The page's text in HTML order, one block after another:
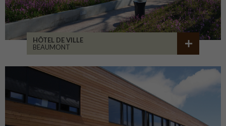
HÔTEL DE VILLE
BEAUMONT